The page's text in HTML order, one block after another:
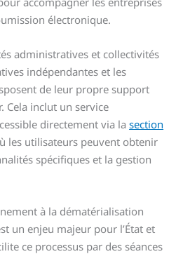
électronique.
administratives et collectivités
indépendantes et les
de leur propre support
Cela inclut un service
directement via lasection
les utilisateurs peuvent obtenir
spécifiques et la gestion
à la dématérialisation
un enjeu majeur pour l’État et
ce processus par des séances